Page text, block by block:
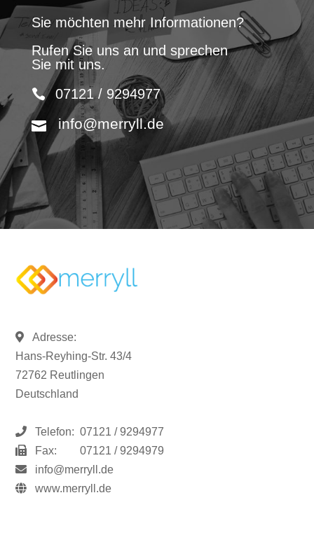
Sie möchten mehr Informationen?
Rufen Sie uns an und sprechen
Sie mit uns.
07121 / 9294977
info@merryll.de
Adresse:
Hans-Reyhing-Str. 43/4
72762 Reutlingen
Deutschland
Telefon: 07121 / 9294977
Fax:
07121 / 9294979
info@merryll.de
www.merryll.de